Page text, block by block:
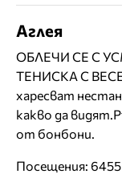
Аглея
ОБЛЕЧИ СЕ С
ТЕНИСКА С
харесват
какво да
от бонбони.
Посещения: